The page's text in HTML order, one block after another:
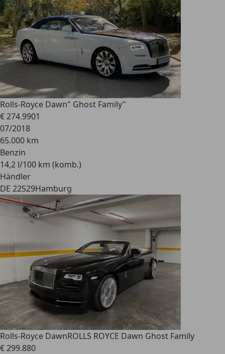
Rolls-Royce Dawn" Ghost Family"
€ 274.9901
07/2018
65.000 km
Benzin
14,2 l/100 km (komb.)
Händler
DE 22529Hamburg
Rolls-Royce DawnROLLS ROYCE Dawn Ghost Family
€ 299.880